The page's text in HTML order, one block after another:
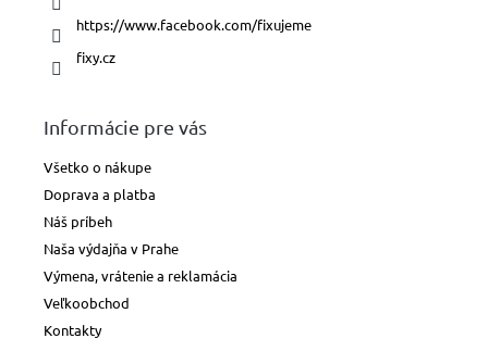
https://www.facebook.com/fixujeme
fixy.cz
Informácie pre vás
Všetko o nákupe
Doprava a platba
Náš príbeh
Naša výdajňa v Prahe
Výmena, vrátenie a reklamácia
Veľkoobchod
Kontakty